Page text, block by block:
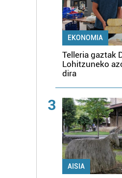
EKONOMIA
Telleria gaztak
Lohitzuneko
dira
3
AISIA